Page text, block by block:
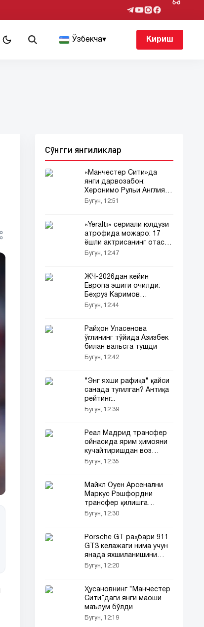
Ўзбекча▾ Кириш
Сўнгги янгиликлар
«Манчестер Сити»да
янги дарвозабон:
Херонимо Рульи Англияга
йўл олмоқда
Бугун, 12:51
«Yeraltı» сериали юлдузи
атрофида можаро: 17
ёшли актрисанинг отаси
шикоят қилди
Бугун, 12:47
ЖЧ-2026дан кейин
Европа эшиги очилди:
Беҳруз Каримов
«Лугано»га ўтди!
Бугун, 12:44
Райҳон Уласенова
ўғлининг тўйида Азизбек
билан вальсга тушди
Бугун, 12:42
"Энг яхши рафиқа" қайси
санада туғилган? Антиқа
рейтинг...
Бугун, 12:39
Реал Мадрид трансфер
ойнасида ярим ҳимояни
кучайтиришдан воз
кечди
Бугун, 12:35
Майкл Оуен Арсенални
Маркус Рэшфордни
трансфер қилишга
чақирди
Бугун, 12:30
Porsche GT раҳбари 911
GT3 келажаги нима учун
янада яхшиланишини
айтди
Бугун, 12:20
Ҳусановнинг “Манчестер
Сити”даги янги маоши
маълум бўлди
Бугун, 12:19